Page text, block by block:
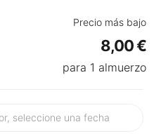
Precio más bajo
8,00 €
para 1 almuerzo